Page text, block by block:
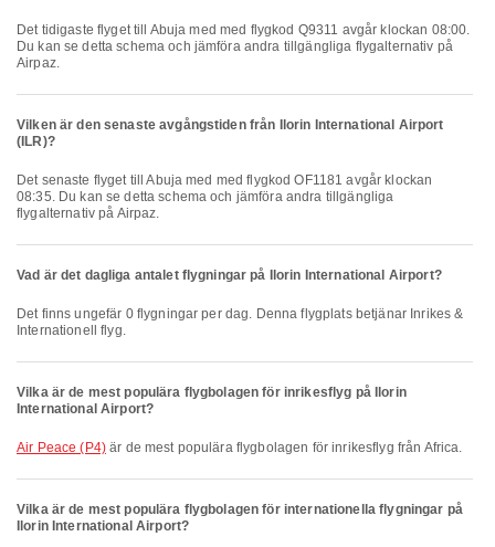
Det tidigaste flyget till Abuja med med flygkod Q9311 avgår klockan 08:00.
Du kan se detta schema och jämföra andra tillgängliga flygalternativ på
Airpaz.
Vilken är den senaste avgångstiden från Ilorin International Airport
(ILR)?
Det senaste flyget till Abuja med med flygkod OF1181 avgår klockan
08:35. Du kan se detta schema och jämföra andra tillgängliga
flygalternativ på Airpaz.
Vad är det dagliga antalet flygningar på Ilorin International Airport?
Det finns ungefär 0 flygningar per dag. Denna flygplats betjänar Inrikes &
Internationell flyg.
Vilka är de mest populära flygbolagen för inrikesflyg på Ilorin
International Airport?
Air Peace (P4)är de mest populära flygbolagen för inrikesflyg från Africa.
Vilka är de mest populära flygbolagen för internationella flygningar på
Ilorin International Airport?